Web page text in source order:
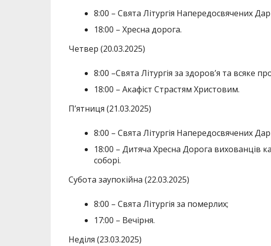
8:00 – Свята Літургія Напередосвячених
18:00 – Хресна дорога.
Четвер (20.03.2025)
8:00 –Свята Літургія за здоров’я та всяке
18:00 – Акафіст Страстям Христовим.
П’ятниця (21.03.2025)
8:00 – Свята Літургія Напередосвячених
18:00 – Дитяча Хресна Дорога вихованців
соборі.
Субота заупокійна (22.03.2025)
8:00 – Свята Літургія за померлих;
17:00 – Вечірня.
Неділя (23.03.2025)